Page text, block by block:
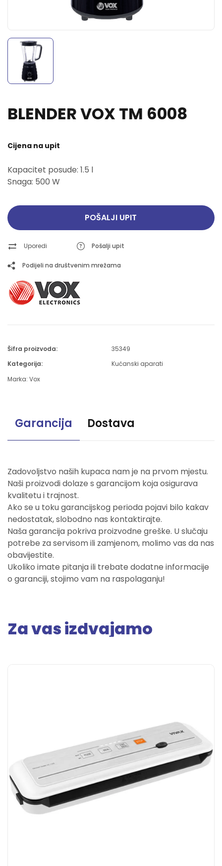
BLENDER VOX TM 6008
Cijena na upit
Kapacitet posude: 1.5 l
Snaga: 500 W
POŠALJI UPIT
Uporedi Pošalji upit
Podijeli na društvenim mrežama
Šifra proizvoda:
35349
Kategorija:
Kućanski aparati
Marka: Vox
Garancija Dostava
Zadovoljstvo naših kupaca nam je na prvom mjestu.
Naši proizvodi dolaze s garancijom koja osigurava
kvalitetu i trajnost.
Ako se u toku garancijskog perioda pojavi bilo kakav
nedostatak, slobodno nas kontaktirajte.
Naša garancija pokriva proizvodne greške. U slučaju
potrebe za servisom ili zamjenom, molimo vas da nas
obavijestite.
Ukoliko imate pitanja ili trebate dodatne informacije
o garanciji, stojimo vam na raspolaganju!
Za vas izdvajamo